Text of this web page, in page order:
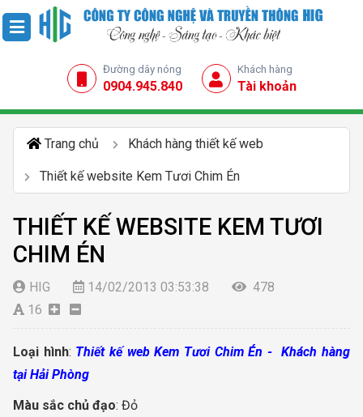
Đường dây nóng
0904.945.840
Khách hàng
Tài khoản
Trang chủ Khách hàng thiết kế web
Thiết kế website Kem Tươi Chim Én
THIẾT KẾ WEBSITE KEM TƯƠI
CHIM ÉN
HIG 14/02/2013 03:53:38
478
16
Loại hình: Thiết kế webKem Tươi Chim Én -Khách hàng
tại Hải Phòng
Màu sắc chủ đạo: Đỏ